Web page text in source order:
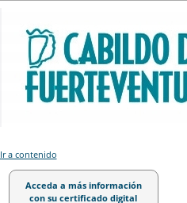
Ir a contenido
Acceda a más información
con su certificado digital